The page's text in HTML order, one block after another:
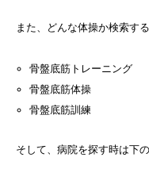
また、どんな体操か検索す
骨盤底筋トレーニング
骨盤底筋体操
骨盤底筋訓練
そして、病院を探す時は下